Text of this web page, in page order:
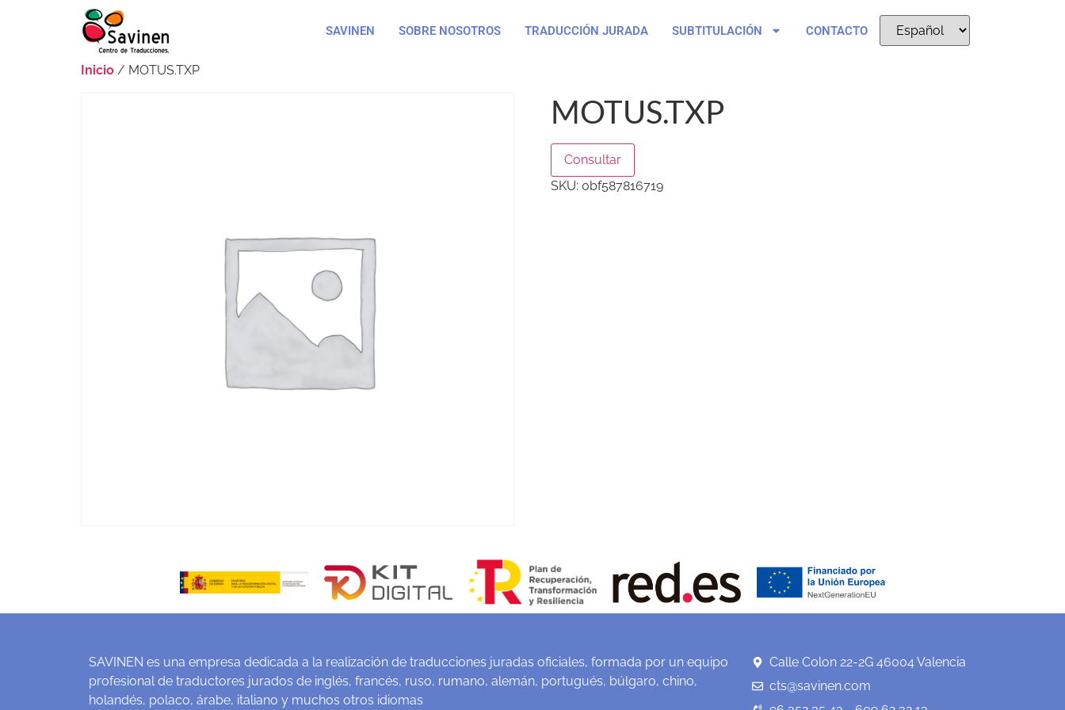
SAVINEN SOBRE NOSOTROS TRADUCCIÓN JURADA SUBTITULACIÓN CONTACTO
Inicio / MOTUS.TXP
MOTUS.TXP
Consultar
SKU: 0bf587816719
SAVINEN es una empresa dedicada a la realización de traducciones juradas oficiales, formada por un equipo
profesional de traductores jurados de inglés, francés, ruso, rumano, alemán, portugués, búlgaro, chino,
holandés, polaco, árabe, italiano y muchos otros idiomas
Calle Colon 22-2G 46004 Valencia
cts@savinen.com